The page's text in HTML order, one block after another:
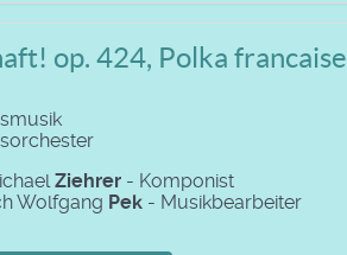
op. 424, Polka francaise
Ziehrer - Komponist
Wolfgang Pek - Musikbearbeiter